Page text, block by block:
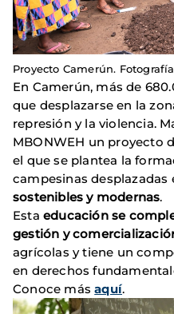
Proyecto Camerún.
En Camerún, más de
que desplazarse en la
represión y la violencia.
MBONWEH un proyecto
el que se plantea la
campesinas desplazadas
sostenibles y modernas.
Esta educación se
gestión y
agrícolas y tiene un
en derechos
Conoce másaquí.